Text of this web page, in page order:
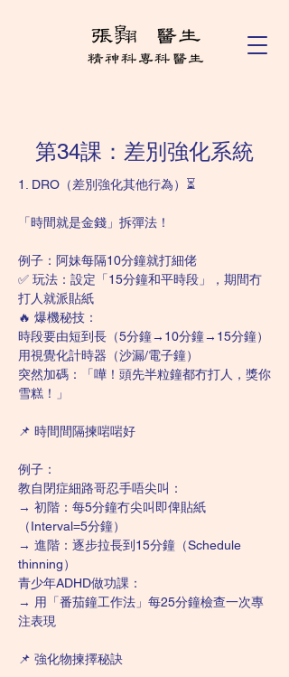
第34課：差別強化系統
1. DRO（差別強化其他行為）⏳
「時間就是金錢」拆彈法！
例子：阿妹每隔10分鐘就打細佬
✅ 玩法：設定「15分鐘和平時段」，期間冇
打人就派貼紙
🔥 爆機秘技：
時段要由短到長（5分鐘→10分鐘→15分鐘）
用視覺化計時器（沙漏/電子鐘）
突然加碼：「嘩！頭先半粒鐘都冇打人，獎你
雪糕！」
📌 時間間隔揀啱啱好
例子：
教自閉症細路哥忍手唔尖叫：
→ 初階：每5分鐘冇尖叫即俾貼紙
（Interval=5分鐘）
→ 進階：逐步拉長到15分鐘（Schedule
thinning）
青少年ADHD做功課：
→ 用「番茄鐘工作法」每25分鐘檢查一次專
注表現
📌 強化物揀擇秘訣